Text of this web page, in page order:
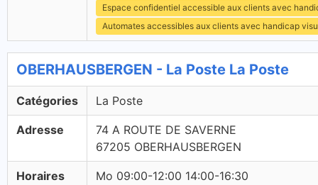
Espace confidentiel accessible aux clients avec
Automates accessibles aux clients avec handicap
OBERHAUSBERGEN - La Poste La Poste
Catégories La Poste
Adresse
74 A ROUTE DE SAVERNE
67205 OBERHAUSBERGEN
Horaires
Mo 09:00-12:00 14:00-16:30